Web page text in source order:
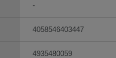
-
4058546403447
4935480059